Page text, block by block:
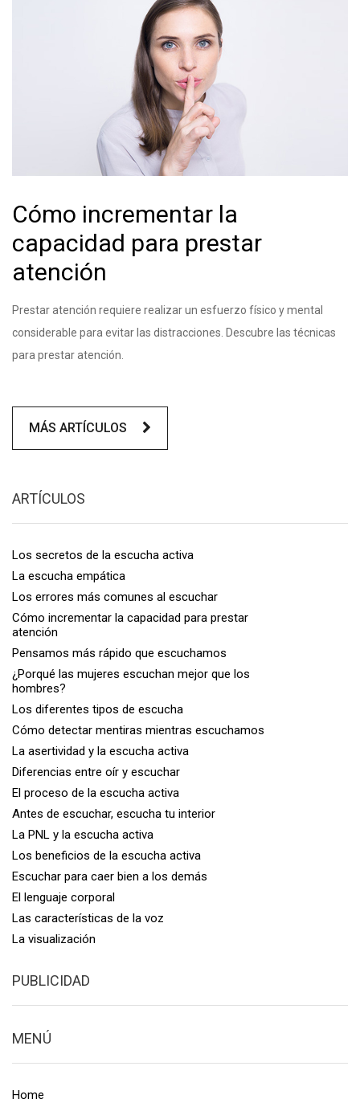
Cómo incrementar la
capacidad para prestar
atención
Prestar atención requiere realizar un esfuerzo físico y mental
considerable para evitar las distracciones. Descubre las técnicas
para prestar atención.
MÁS ARTÍCULOS
ARTÍCULOS
Los secretos de la escucha activa
La escucha empática
Los errores más comunes al escuchar
Cómo incrementar la capacidad para prestar
atención
Pensamos más rápido que escuchamos
¿Porqué las mujeres escuchan mejor que los
hombres?
Los diferentes tipos de escucha
Cómo detectar mentiras mientras escuchamos
La asertividad y la escucha activa
Diferencias entre oír y escuchar
El proceso de la escucha activa
Antes de escuchar, escucha tu interior
La PNL y la escucha activa
Los beneficios de la escucha activa
Escuchar para caer bien a los demás
El lenguaje corporal
Las características de la voz
La visualización
PUBLICIDAD
MENÚ
Home